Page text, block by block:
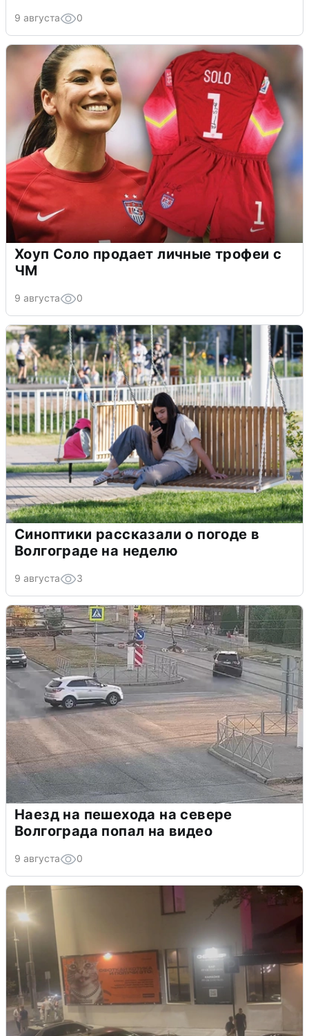
9 августа 0
Хоуп Соло продает личные трофеи с
ЧМ
9 августа 0
Синоптики рассказали о погоде в
Волгограде на неделю
9 августа 3
Наезд на пешехода на севере
Волгограда попал на видео
9 августа 0